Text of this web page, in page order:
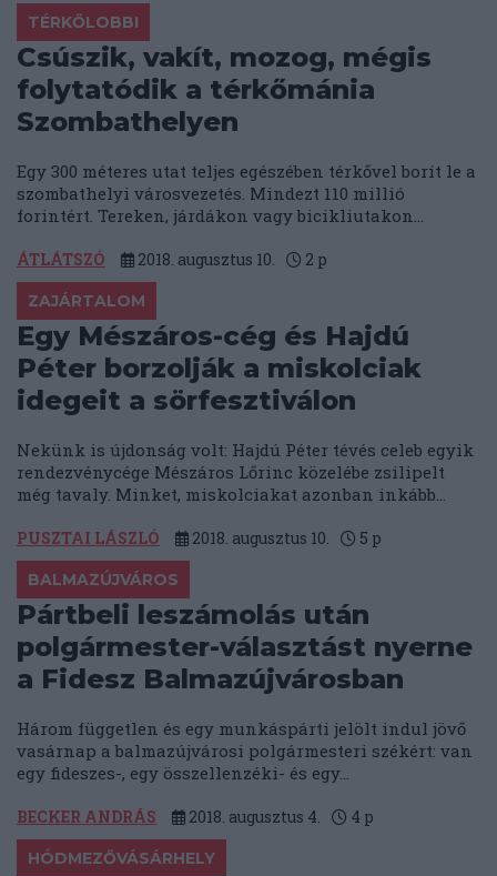
TÉRKŐLOBBI
Csúszik, vakít, mozog, mégis
folytatódik a térkőmánia
Szombathelyen
Egy 300 méteres utat teljes egészében térkővel borít le a
szombathelyi városvezetés. Mindezt 110 millió
forintért. Tereken, járdákon vagy bicikliutakon...
ÁTLÁTSZÓ 2018. augusztus 10. 2 p
ZAJÁRTALOM
Egy Mészáros-cég és Hajdú
Péter borzolják a miskolciak
idegeit a sörfesztiválon
Nekünk is újdonság volt: Hajdú Péter tévés celeb egyik
rendezvénycége Mészáros Lőrinc közelébe zsilipelt
még tavaly. Minket, miskolciakat azonban inkább...
PUSZTAI LÁSZLÓ 2018. augusztus 10. 5 p
BALMAZÚJVÁROS
Pártbeli leszámolás után
polgármester-választást nyerne
a Fidesz Balmazújvárosban
Három független és egy munkáspárti jelölt indul jövő
vasárnap a balmazújvárosi polgármesteri székért: van
egy fideszes-, egy összellenzéki- és egy...
BECKER ANDRÁS 2018. augusztus 4. 4 p
HÓDMEZŐVÁSÁRHELY